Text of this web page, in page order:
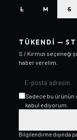
L M S
TÜKENDI —
S / Kırmızı seçeneği
haber verelim.
Sadece bu
kabul ediyorum.
Bilgilendirme dışında